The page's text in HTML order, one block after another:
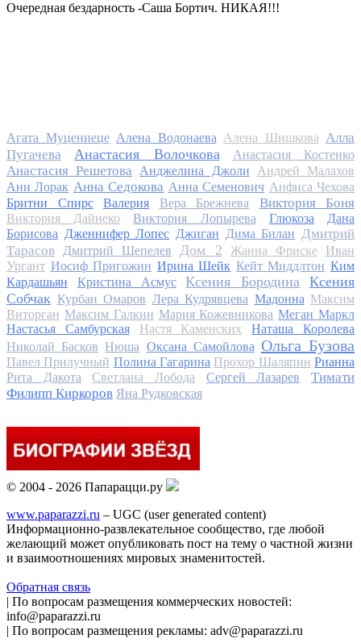
Очередная бездарность -Саша Бортич. НИКАЯ!!!
Агата Муцениеце Алена Водонаева Алена Шишкова Алла
Пугачева
Анастасия Волочкова Анастасия Костенко
Анастасия Решетова Анджелина Джоли
Андрей Малахов
Ани Лорак Анна Седокова Анна Семенович Анфиса Чехова
Бритни Спирс
Валерия Вера Брежнева Виктория Боня
Виктория Дайнеко Виктория Лопырева Глюкоза
Дана
Борисова Дженнифер Лопес Джиган Дима Билан Дмитрий
Тарасов
Дмитрий Шепелев Дом 2 Жанна Фриске
Иван
Ургант Иосиф Пригожин Ирина Шейк Кейт Миддлтон Ким
Кардашьян
Кристина Асмус Ксения Бородина
Ксения
Собчак Курбан Омаров Лера Кудрявцева Мадонна Максим
Виторган Максим Галкин Мария Кожевникова Меган Маркл
Настасья Самбурская
Настя Каменских
Наташа Королева
Николай Басков Нюша Оксана Самойлова Ольга Бузова
Павел Прилучный Полина Гагарина Прохор Шаляпин Рианна
Рита Дакота
Светлана Лобода Сергей Лазарев
Тимати
Филипп Киркоров Яна Рудковская
© 2004 - 2026 Папарацци.ру
www.paparazzi.ru – UGC (user generated content)
Информационно-развлекательное сообщество, где любой
желающий может опубликовать пост на тему о частной жизни
и взаимоотношениях мировых знаменитостей.
Обратная связь
| По вопросам размещения коммерческих новостей:
info@paparazzi.ru
| По вопросам размещения рекламы: adv@paparazzi.ru